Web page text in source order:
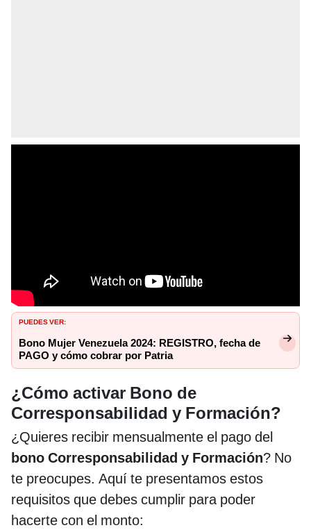
PUEDES VER:
Bono Mujer Venezuela 2024: REGISTRO, fecha de
PAGO y cómo cobrar por Patria
¿Cómo activar Bono de
Corresponsabilidad y Formación?
¿Quieres recibir mensualmente el pago del
bono Corresponsabilidad y Formación? No
te preocupes. Aquí te presentamos estos
requisitos que debes cumplir para poder
hacerte con el monto: